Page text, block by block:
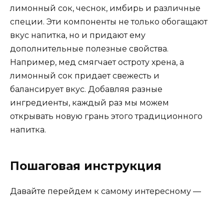
лимонный сок, чеснок, имбирь и различные
специи. Эти компоненты не только обогащают
вкус напитка, но и придают ему
дополнительные полезные свойства.
Например, мед смягчает остроту хрена, а
лимонный сок придает свежесть и
балансирует вкус. Добавляя разные
ингредиенты, каждый раз мы можем
открывать новую грань этого традиционного
напитка.
Пошаговая инструкция
Давайте перейдем к самому интересному —